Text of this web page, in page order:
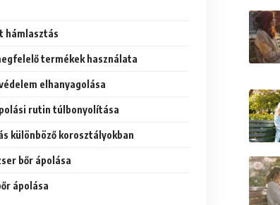
hámlasztás
termékek használata
elhanyagolása
rutin túlbonyolítása
különböző korosztályokban
bőr ápolása
ápolása